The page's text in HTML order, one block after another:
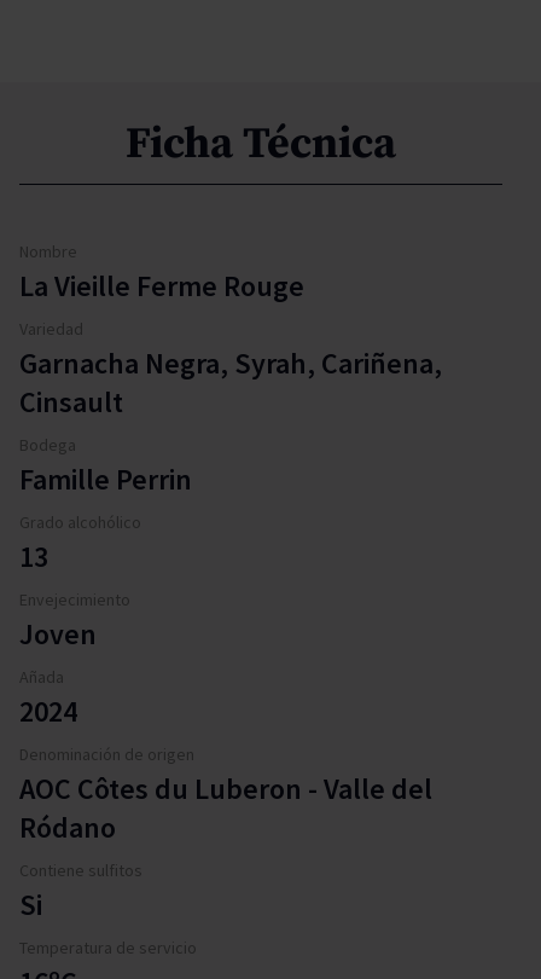
Ficha Técnica
Nombre
La Vieille Ferme Rouge
Variedad
Garnacha Negra, Syrah, Cariñena,
Cinsault
Bodega
Famille Perrin
Grado alcohólico
13
Envejecimiento
Joven
Añada
2024
Denominación de origen
AOC Côtes du Luberon - Valle del
Ródano
Contiene sulfitos
Si
Temperatura de servicio